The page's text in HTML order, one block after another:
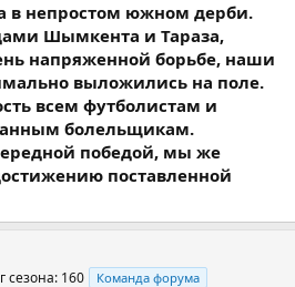
в непростом южном дерби.
Шымкента и Тараза,
напряженной борьбе, наши
выложились на поле.
всем футболистам и
болельщикам.
победой, мы же
поставленной
сезона: 160 Команда форума